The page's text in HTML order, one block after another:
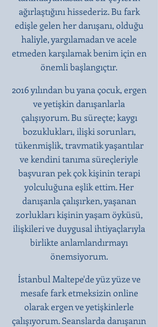
ağırlaştığını hissederiz. Bu fark
edişle gelen her danışanı, olduğu
haliyle, yargılamadan ve acele
etmeden karşılamak benim için en
önemli başlangıçtır.​
2016 yılından bu yana çocuk, ergen
ve yetişkin danışanlarla
çalışıyorum. Bu süreçte; kaygı
bozuklukları, ilişki sorunları,
tükenmişlik, travmatik yaşantılar
ve kendini tanıma süreçleriyle
başvuran pek çok kişinin terapi
yolculuğuna eşlik ettim. Her
danışanla çalışırken, yaşanan
zorlukları kişinin yaşam öyküsü,
ilişkileri ve duygusal ihtiyaçlarıyla
birlikte anlamlandırmayı
önemsiyorum.
İstanbul Maltepe'de yüz yüze ve
mesafe fark etmeksizin online
olarak ergen ve yetişkinlerle
çalışıyorum. Seanslarda danışanın